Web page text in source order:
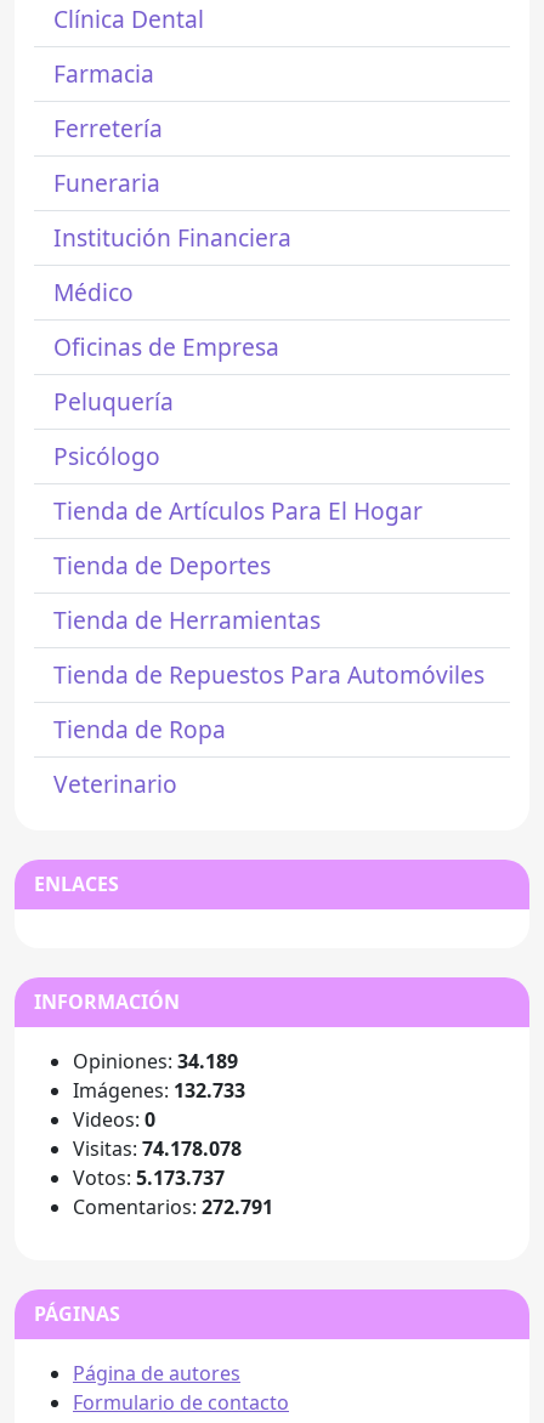
Clínica Dental
Farmacia
Ferretería
Funeraria
Institución Financiera
Médico
Oficinas de Empresa
Peluquería
Psicólogo
Tienda de Artículos Para El Hogar
Tienda de Deportes
Tienda de Herramientas
Tienda de Repuestos Para Automóviles
Tienda de Ropa
Veterinario
ENLACES
INFORMACIÓN
Opiniones: 34.189
Imágenes: 132.733
Videos: 0
Visitas: 74.178.078
Votos: 5.173.737
Comentarios: 272.791
PÁGINAS
Página de autores
Formulario de contacto